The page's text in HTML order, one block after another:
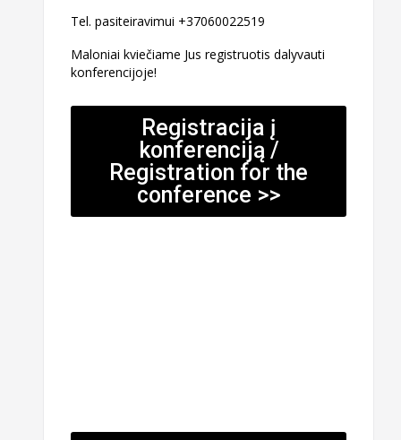
Tel. pasiteiravimui +37060022519
Maloniai kviečiame Jus registruotis dalyvauti
konferencijoje!
Registracija į
konferenciją /
Registration for the
conference >>